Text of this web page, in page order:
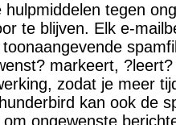
tegen
te blijven. Elk e-
markeert,
zodat je meer
kan ook de
ongewenste